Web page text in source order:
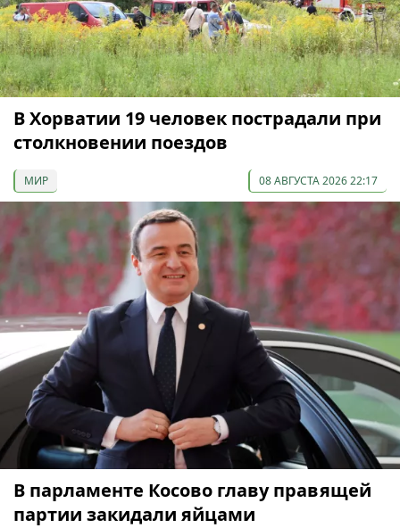
В Хорватии 19 человек пострадали при
столкновении поездов
МИР 08 АВГУСТА 2026 22:17
В парламенте Косово главу правящей
партии закидали яйцами